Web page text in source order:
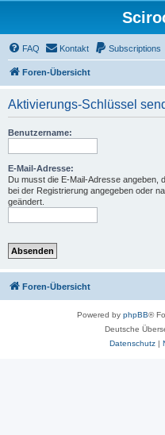
FAQ Kontakt Subscriptions
Foren-Übersicht
Aktivierungs-Schlüssel
Benutzername:
E-Mail-Adresse:
Du musst die E-Mail-Adresse angeben,
bei der Registrierung angegeben oder
geändert.
Foren-Übersicht
Powered by phpBB®
Deutsche
Datenschutz|